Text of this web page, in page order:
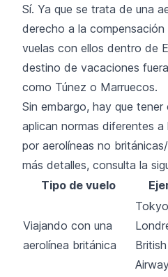
Sí. Ya que se trata de una
derecho a la
vuelas con ellos dentro de
destino de vacaciones
como Túnez o Marruecos.
Sin embargo, hay que tener
aplican normas diferentes
por aerolíneas no
más detalles, consulta la
Tipo de vuelo
Viajando con una
aerolínea británica
British